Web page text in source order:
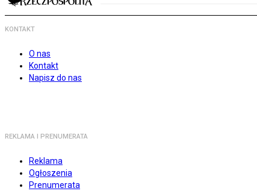
KONTAKT
O nas
Kontakt
Napisz do nas
REKLAMA I PRENUMERATA
Reklama
Ogłoszenia
Prenumerata